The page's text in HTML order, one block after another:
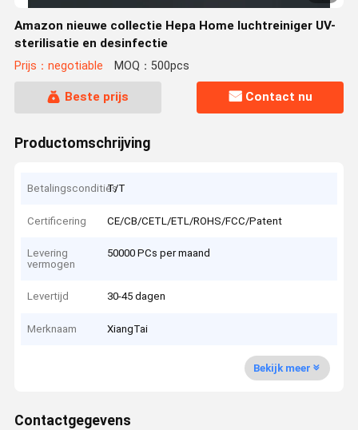
Amazon nieuwe collectie Hepa Home luchtreiniger UV-
sterilisatie en desinfectie
Prijs：negotiable MOQ：500pcs
Beste prijs Contact nu
Productomschrijving
Betalingscondities
T/T
Certificering CE/CB/CETL/ETL/ROHS/FCC/Patent
Levering
vermogen
50000 PCs per maand
Levertijd 30-45 dagen
Merknaam XiangTai
Bekijk meer
Contactgegevens